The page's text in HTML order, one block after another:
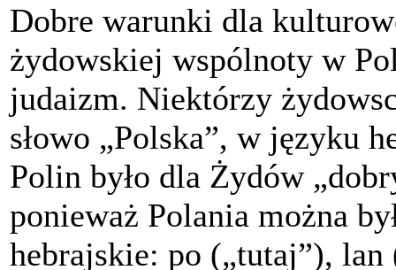
Dobre warunki dla
żydowskiej wspólnoty w
judaizm. Niektórzy
słowo „Polska”, w języku
Polin było dla Żydów
ponieważ Polania można
hebrajskie: po („tutaj”), lan